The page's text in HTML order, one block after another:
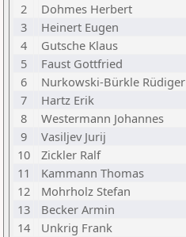
2
Dohmes Herbert
3
Heinert Eugen
4
Gutsche Klaus
5
Faust Gottfried
6
Nurkowski-Bürkle Rüdiger
7
Hartz Erik
8
Westermann Johannes
9
Vasiljev Jurij
10
Zickler Ralf
11
Kammann Thomas
12
Mohrholz Stefan
13
Becker Armin
14
Unkrig Frank